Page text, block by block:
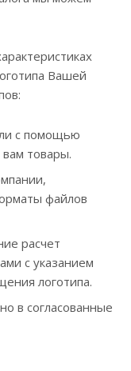
Вашей
с помощью
товары.
файлов
расчет
с указанием
логотипа.
в согласованные